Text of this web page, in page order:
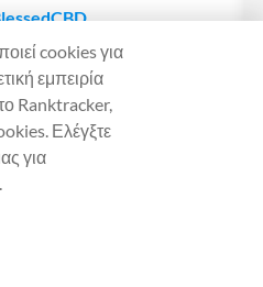
είναι σταθερό
κατάταξης που
σήμερα, μπορεί να είναι
Αφού έπαιξα με το
διάφορα χαρακτηριστικά
σαφές ότι έχουν ένα σταθερό
cookies για
εμπειρία
Ranktracker,
Ελέγξτε
για